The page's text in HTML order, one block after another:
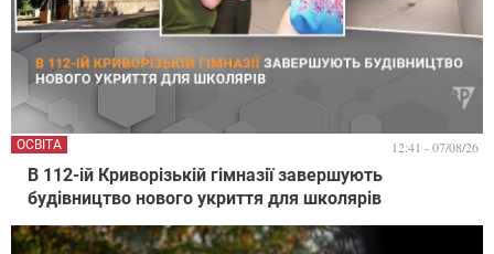
В 112-ій Криворізькій гімназії завершують
будівництво нового укриття для школярів
ОСВІТА 12:41 - 07/08/26